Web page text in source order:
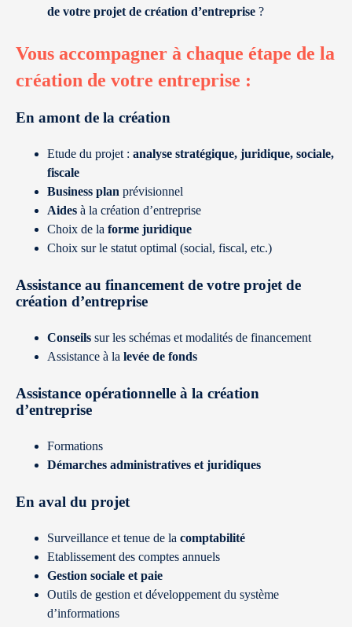
de votre projet de création d’entreprise ?
Vous accompagner à chaque étape de la
création de votre entreprise :
En amont de la création
Etude du projet : analyse stratégique, juridique, sociale,
fiscale
Business plan prévisionnel
Aides à la création d’entreprise
Choix de la forme juridique
Choix sur le statut optimal (social, fiscal, etc.)
Assistance au financement de votre projet de
création d’entreprise
Conseils sur les schémas et modalités de financement
Assistance à la levée de fonds
Assistance opérationnelle à la création
d’entreprise
Formations
Démarches administratives et juridiques
En aval du projet
Surveillance et tenue de la comptabilité
Etablissement des comptes annuels
Gestion sociale et paie
Outils de gestion et développement du système
d’informations